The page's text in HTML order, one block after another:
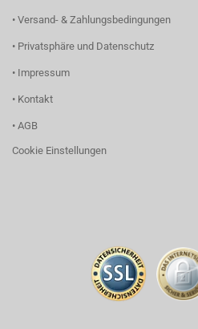
• Versand- & Zahlungsbedingungen
• Privatsphäre und Datenschutz
• Impressum
• Kontakt
• AGB
Cookie Einstellungen